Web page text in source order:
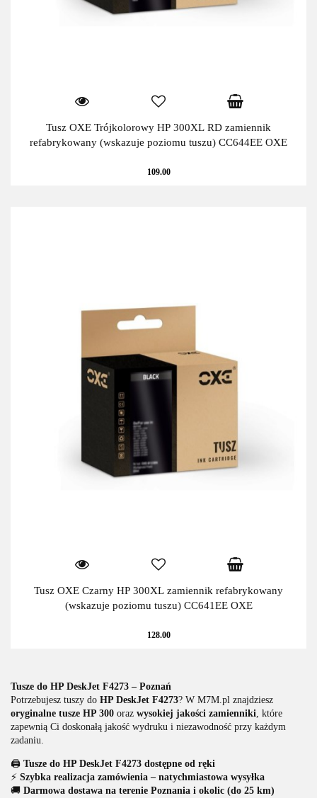
Tusz OXE Trójkolorowy HP 300XL RD zamiennik
refabrykowany (wskazuje poziomu tuszu) CC644EE OXE
109.00
Tusz OXE Czarny HP 300XL zamiennik refabrykowany
(wskazuje poziomu tuszu) CC641EE OXE
128.00
Tusze do HP DeskJet F4273 – Poznań
Potrzebujesz tuszy do HP DeskJet F4273? W M7M.pl znajdziesz
oryginalne tusze HP 300 oraz wysokiej jakości zamienniki, które
zapewnią Ci doskonałą jakość wydruku i niezawodność przy każdym
zadaniu.
🖨️ Tusze do HP DeskJet F4273 dostępne od ręki
⚡ Szybka realizacja zamówienia – natychmiastowa wysyłka
🚚 Darmowa dostawa na terenie Poznania i okolic (do 25 km)